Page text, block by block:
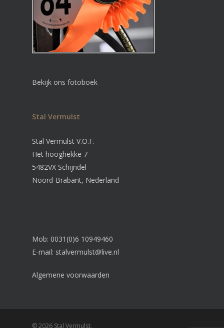
Bekijk ons fotoboek
Stal Vermulst
Stal Vermulst V.O.F.
Het hooghekke 7
5482VX Schijndel
Noord-Brabant, Nederland
Mob: 0031(0)6 10949460
E-mail: stalvermulst@live.nl
Algemene voorwaarden
© 2026 Stal Vermulst.